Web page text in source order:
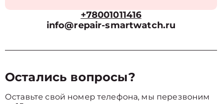
+78001011416
info@repair-smartwatch.ru
Остались вопросы?
Оставьте свой номер телефона, мы перезвоним